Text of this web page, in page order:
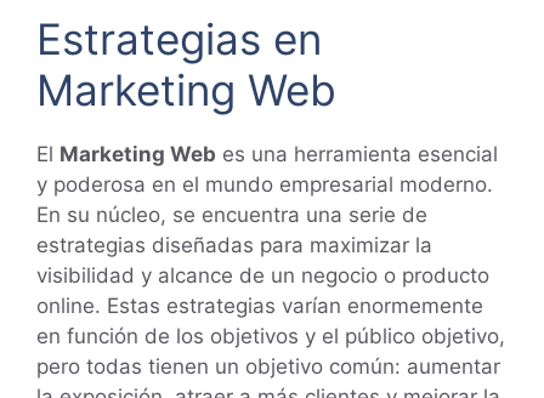
Estrategias en
Marketing Web
El Marketing Web es una herramienta esencial
y poderosa en el mundo empresarial moderno.
En su núcleo, se encuentra una serie de
estrategias diseñadas para maximizar la
visibilidad y alcance de un negocio o producto
online. Estas estrategias varían enormemente
en función de los objetivos y el público objetivo,
pero todas tienen un objetivo común: aumentar